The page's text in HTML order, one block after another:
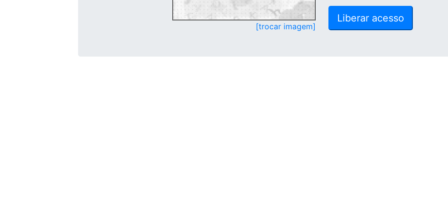
[trocar imagem]